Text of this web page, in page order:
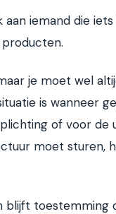
iemand die
je moet wel
is wanneer
of voor de
moet sturen,
blijft toestemming